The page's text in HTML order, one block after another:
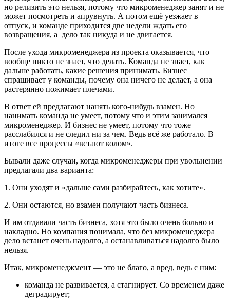
но релизить это нельзя, потому что микроменеджер занят и не
может посмотреть и апрувнуть. А потом ещё уезжает в
отпуск, и команде приходится две недели ждать его
возвращения, а дело так никуда и не двигается.
После ухода микроменеджера из проекта оказывается, что
вообще никто не знает, что делать. Команда не знает, как
дальше работать, какие решения принимать. Бизнес
спрашивает у команды, почему она ничего не делает, а она
растерянно пожимает плечами.
В ответ ей предлагают нанять кого-нибудь взамен. Но
нанимать команда не умеет, потому что и этим занимался
микроменеджер. И бизнес не умеет, потому что тоже
расслабился и не следил ни за чем. Ведь всё же работало. В
итоге все процессы «встают колом».
Бывали даже случаи, когда микроменеджеры при увольнении
предлагали два варианта:
1. Они уходят и «дальше сами разбирайтесь, как хотите».
2. Они остаются, но взамен получают часть бизнеса.
И им отдавали часть бизнеса, хотя это было очень больно и
накладно. Но компания понимала, что без микроменеджера
дело встанет очень надолго, а останавливаться надолго было
нельзя.
Итак, микроменеджмент — это не благо, а вред, ведь с ним:
команда не развивается, а стагнирует. Со временем даже
деградирует;